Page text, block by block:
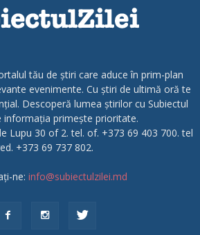
tău de știri care aduce în prim-plan
evenimente. Cu știri de ultimă oră te
Descoperă lumea știrilor cu Subiectul
informația primește prioritate.
Lupu 30 of 2. tel. of. +373 69 403 700. tel
+373 69 737 802.
ne: info@subiectulzilei.md